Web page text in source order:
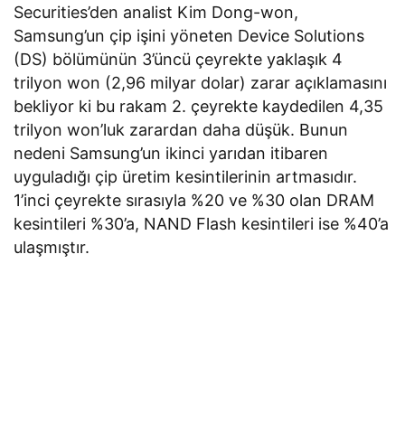
Securities’den analist Kim Dong-won,
Samsung’un çip işini yöneten Device Solutions
(DS) bölümünün 3’üncü çeyrekte yaklaşık 4
trilyon won (2,96 milyar dolar) zarar açıklamasını
bekliyor ki bu rakam 2. çeyrekte kaydedilen 4,35
trilyon won’luk zarardan daha düşük. Bunun
nedeni Samsung’un ikinci yarıdan itibaren
uyguladığı çip üretim kesintilerinin artmasıdır.
1’inci çeyrekte sırasıyla %20 ve %30 olan DRAM
kesintileri %30’a, NAND Flash kesintileri ise %40’a
ulaşmıştır.